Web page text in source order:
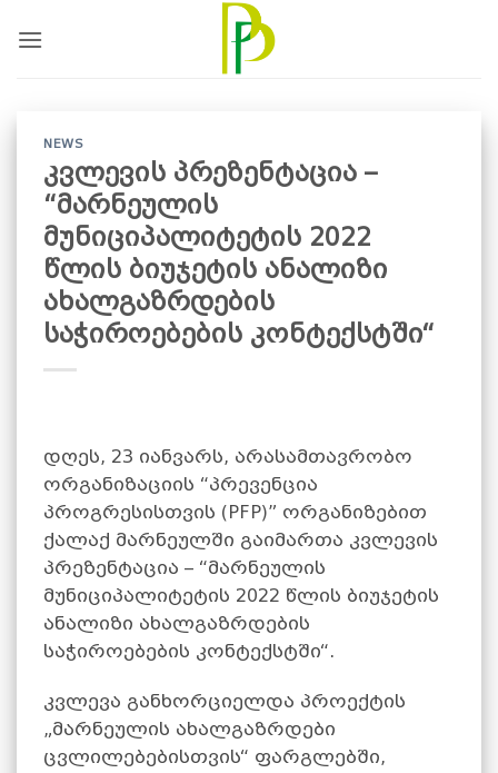
NEWS
კვლევის პრეზენტაცია –
“მარნეულის
მუნიციპალიტეტის 2022
წლის ბიუჯეტის ანალიზი
ახალგაზრდების
საჭიროებების კონტექსტში“
დღეს, 23 იანვარს, არასამთავრობო
ორგანიზაციის “პრევენცია
პროგრესისთვის (PFP)” ორგანიზებით
ქალაქ მარნეულში გაიმართა კვლევის
პრეზენტაცია – “მარნეულის
მუნიციპალიტეტის 2022 წლის ბიუჯეტის
ანალიზი ახალგაზრდების
საჭიროებების კონტექსტში“.
კვლევა განხორციელდა პროექტის
„მარნეულის ახალგაზრდები
ცვლილებებისთვის“ ფარგლებში,